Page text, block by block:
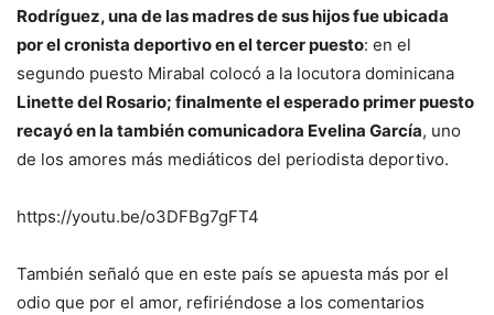
Rodríguez, una de las madres de sus hijos fue ubicada
por el cronista deportivo en el tercer puesto: en el
segundo puesto Mirabal colocó a la locutora dominicana
Linette del Rosario; finalmente el esperado primer puesto
recayó en la también comunicadora Evelina García, uno
de los amores más mediáticos del periodista deportivo.
https://youtu.be/o3DFBg7gFT4
También señaló que en este país se apuesta más por el
odio que por el amor, refiriéndose a los comentarios